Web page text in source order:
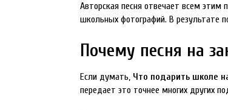
Авторская песня отвечает всем
школьных фотографий. В результате
Почему песня на
Если думать, Что подарить школе
передает это точнее многих других